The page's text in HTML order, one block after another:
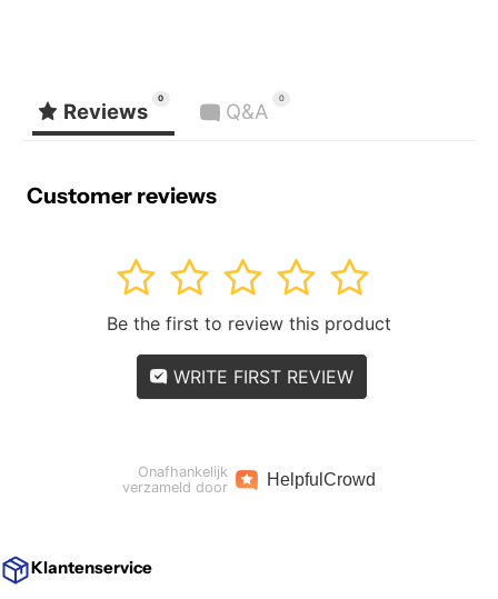
Reviews
0
Q&A
0
Customer reviews
5
4
3
2
1
Be the first to review this product
WRITE FIRST REVIEW
Onafhankelijk
verzameld door
Helpful Crowd
Klantenservice